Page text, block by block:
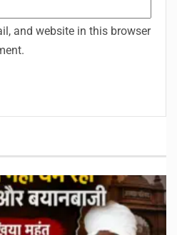
and website in this browser